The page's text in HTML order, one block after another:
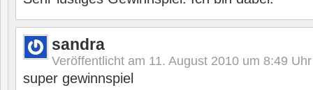
sandra
Veröffentlicht am 11. August 2010 um 8:49 Uhr
super gewinnspiel